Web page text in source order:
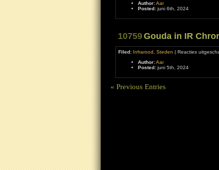
Author: Aar
Posted:juni 6th, 2024
10759Gouda in IR
Filed: Infrarood Steden | Reacties
Author: Aar
Posted:juni 5th, 2024
« Previous Entries